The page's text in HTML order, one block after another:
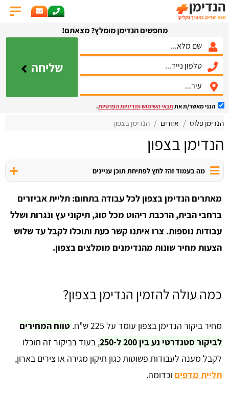
מחפשים הנדימן מומלץ? מצאתם!
שליחה
הנני מאשר/ת את תנאי השימושומדיניות הפרטיות.
הנדימן פלוס אזורים הנדימן בצפון
הנדימן בצפון
מה בעמוד זה? לחץ לפתיחת תוכן עניינים
מאתרים הנדימן בצפון לכל עבודה בתחום: תליית אביזרים
ברחבי הבית, הרכבת ריהוט מכל סוג, תיקוני עץ ונגרות ושלל
עבודות נוספות. צרו איתנו קשר כעת ותוכלו לקבל עד שלוש
הצעות מחיר שונות מהנדימנים מומלצים בצפון.
כמה עולה להזמין הנדימן בצפון?
מחיר ביקור הנדימן בצפון עומד על 225 ש"ח.
טווח המחירים
לביקור סטנדרטי נע בין 200 ל-250
, בעוד בביקור זה תוכלו
לקבל מענה לעבודות פשוטות כגון תיקון מגירה או צירים בארון,
תליית מדפים וכדומה.